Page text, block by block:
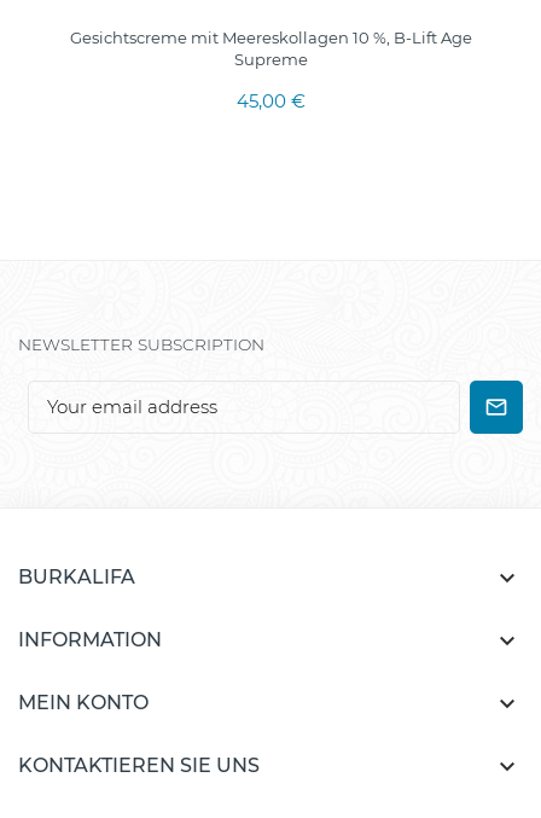
Gesichtscreme mit Meereskollagen 10 %, B-Lift Age
Supreme
45,00 €
NEWSLETTER SUBSCRIPTION
BURKALIFA 
INFORMATION 
MEIN KONTO 
KONTAKTIEREN SIE UNS 